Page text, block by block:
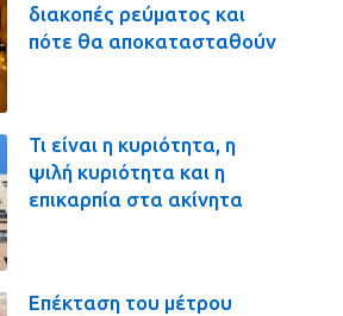
διακοπές ρεύματος και
πότε θα αποκατασταθούν
Τι είναι η κυριότητα, η
ψιλή κυριότητα και η
επικαρπία στα ακίνητα
Επέκταση του μέτρου